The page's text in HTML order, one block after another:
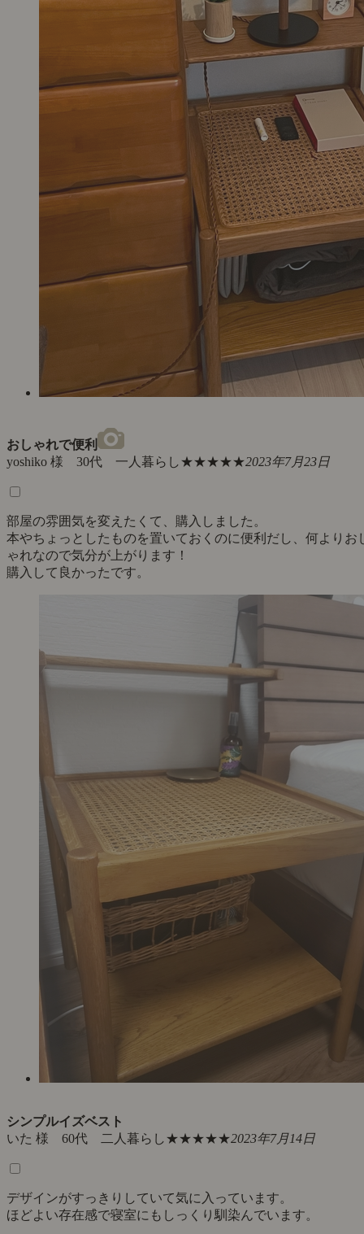
おしゃれで便利
yoshiko 様 30代 一人暮らし★★★★★2023年7月23日
部屋の雰囲気を変えたくて、購入しました。
本やちょっとしたものを置いておくのに便利だし、何よりお
ゃれなので気分が上がります！
購入して良かったです。
シンプルイズベスト
いた 様 60代 二人暮らし★★★★★2023年7月14日
デザインがすっきりしていて気に入っています。
ほどよい存在感で寝室にもしっくり馴染んでいます。